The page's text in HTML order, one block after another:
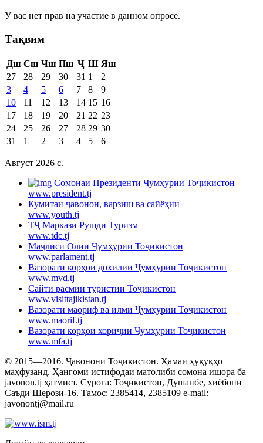
У вас нет прав на участие в данном опросе.
Тақвим
Дш Сш Чш Пш Ҷ Ш Яш
27
28 29 30 31 1
2
3
4 5 6 7 8
9
10
11 12 13 14 15 16
17
18 19 20 21 22 23
24
25 26 27 28 29 30
31
1 2 3 4 5 6
Август 2026 c.
Cомонаи Президенти Ҷумҳурии Тоҷикистон
www.president.tj
Кумитаи ҷавонон, варзиш ва сайёҳии
www.youth.tj
ТҶ Маркази Рушди Туризм
www.tdc.tj
Маҷлиси Олии Ҷумҳурии Тоҷикистон
www.parlament.tj
Вазорати корҳои дохилии Ҷумҳурии Тоҷикистон
www.mvd.tj
Сайти расмии туристии Тоҷикистон
www.visittajikistan.tj
Вазорати маориф ва илми Ҷумҳурии Тоҷикистон
www.maorif.tj
Вазорати корҳои хориҷии Ҷумҳурии Тоҷикистон
www.mfa.tj
© 2015—2016. Ҷавонони Тоҷикистон. Ҳамаи ҳуқуқҳо
маҳфузанд. Ҳангоми истифодаи матолиби сомона ишора ба
javonon.tj ҳатмист. Суроға: Тоҷикистон, Душанбе, хиёбони
Саъдӣ Шерозӣ-16. Тамос: 2385414, 2385109 e-mail:
javonontj@mail.ru